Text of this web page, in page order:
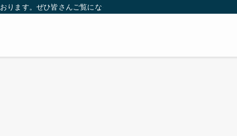
ます。ぜひ皆さんご覧になっていってください。